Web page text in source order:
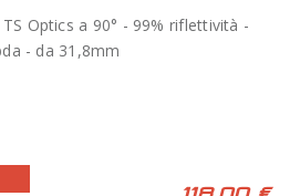
Optics a 90° - 99% riflettività -
- da 31,8mm